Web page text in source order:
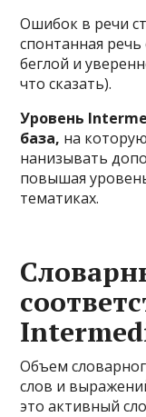
Ошибок в речи
спонтанная
беглой и
что сказать).
Уровень
база, на
нанизывать
повышая
тематиках.
Объем
слов и
это активный